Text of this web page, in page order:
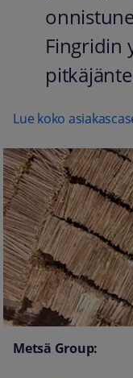
Fingridin
Lue koko
Metsä Group: